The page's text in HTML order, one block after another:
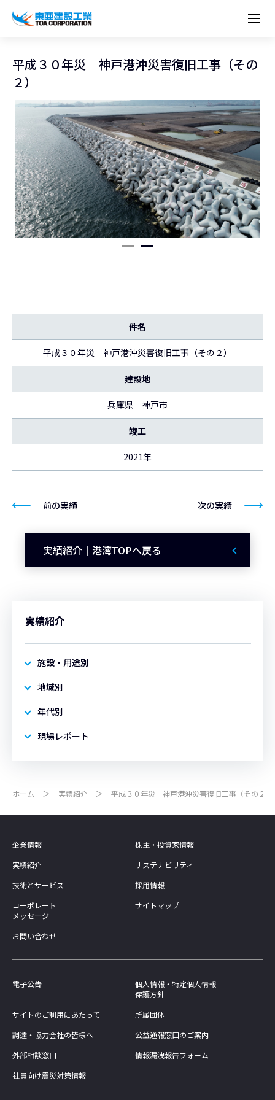
経営理念
トップメッセージ
労働安全衛生・環境・品質方針
プレスリリース
営業種目
組織図
ネットワーク
コーポレートメッセージ
沿革
東亜坊や
シンボルマーク「三羽の鶴」
関連書籍
東亜の歩み ～From 1908 to 2008～
株主・投資家情報
トップメッセージ
中期経営計画資料
統合報告書
IRニュース
最新IR資料
IRカレンダー
シェアードリサーチレポート
経営方針
IRライブラリー
株式・社債情報
IRイベント
IRサポート
ESGに関する外部評価
実績紹介
施設・用途別
国内から探す
海外から探す
年代別
現場レポート
サステナビリティ
トップメッセージ
サステナビリティ経営
重要課題とKPI
DX戦略
統合報告書
ESGデータ
環境行動規範
環境マネジメント
カーボンニュートラルへの取組み
生物多様性
（自然関連の情報開示）
水資源
人権の尊重
健康経営
労働安全衛生
品質向上
サプライチェーン・マネジメント
パートナーシップ構築宣言
マルチステークホルダー方針
コーポレートガバナンス
コンプライアンス
リスクマネジメント
情報セキュリティ
AI活用ポリシー
知的財産基本方針
社会貢献活動
ESGに関する外部評価
技術とサービス
ニーズから探す
施設・用途から探す
建築技術一覧
土木技術一覧
所有船舶一覧
技術研究開発センター
海の相談室
冷蔵倉庫の相談室
冷蔵倉庫をつくりたい
木質化計画 特別鼎談
お問い合わせ
新卒・第二新卒採用情報
キャリア採用
障がい者採用
カムバック採用
Careers (English)
コーポレートメッセージ
平成３０年災 神戸港沖災害復旧工事（その
２）
件名
平成３０年災 神戸港沖災害復旧工事（その２）
建設地
兵庫県 神戸市
竣工
2021年
前の実績
実績紹介｜港湾TOPへ戻る
次の実績
実績紹介
施設・用途別
地域別
年代別
現場レポート
ホーム 実績紹介 平成３０年災 神戸港沖災害復旧工事（その２）
企業情報
株主・投資家情報
実績紹介
サステナビリティ
技術とサービス
採用情報
コーポレート
メッセージ
サイトマップ
お問い合わせ
電子公告
個人情報・特定個人情報
保護方針
サイトのご利用にあたって
所属団体
調達・協力会社の皆様へ
公益通報窓口のご案内
外部相談窓口
情報漏洩報告フォーム
社員向け震災対策情報